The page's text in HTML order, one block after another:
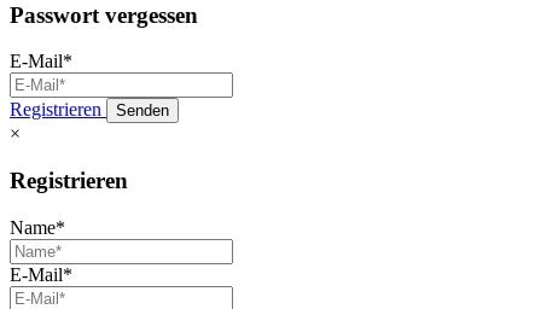
Passwort vergessen
E-Mail*
Registrieren Senden
×
Registrieren
Name*
E-Mail*